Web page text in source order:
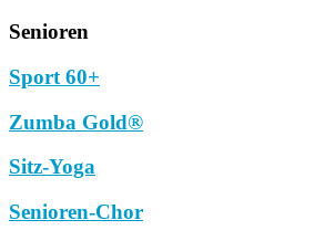
Senioren
Sport 60+
Zumba Gold®
Sitz-Yoga
Senioren-Chor